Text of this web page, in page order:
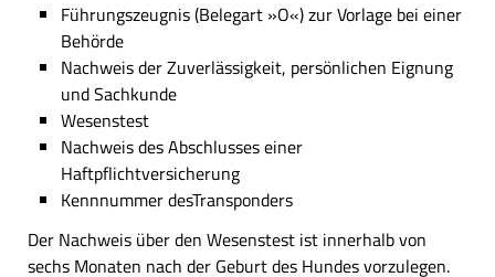
Führungszeugnis (Belegart »O«) zur Vorlage bei einer
Behörde
Nachweis der Zuverlässigkeit, persönlichen Eignung
und Sachkunde
Wesenstest
Nachweis des Abschlusses einer
Haftpflichtversicherung
Kennnummer desTransponders
Der Nachweis über den Wesenstest ist innerhalb von
sechs Monaten nach der Geburt des Hundes vorzulegen.